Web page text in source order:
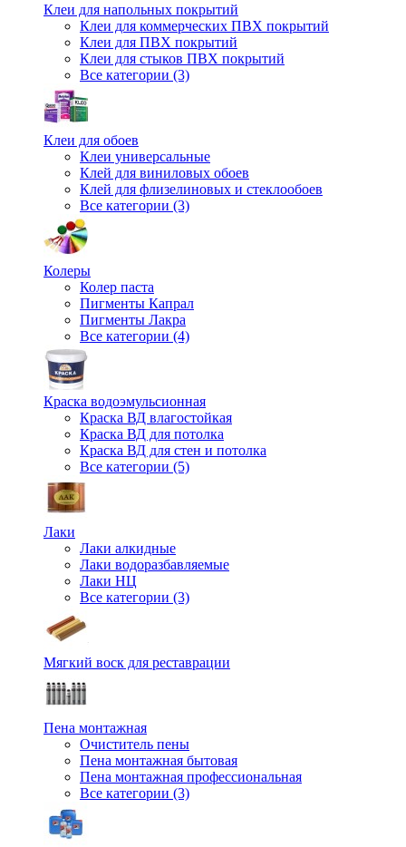
Клеи для напольных покрытий
Клеи для коммерческих ПВХ покрытий
Клеи для ПВХ покрытий
Клеи для стыков ПВХ покрытий
Все категории (3)
Клеи для обоев
Клеи универсальные
Клей для виниловых обоев
Клей для флизелиновых и стеклообоев
Все категории (3)
Колеры
Колер паста
Пигменты Капрал
Пигменты Лакра
Все категории (4)
Краска водоэмульсионная
Краска ВД влагостойкая
Краска ВД для потолка
Краска ВД для стен и потолка
Все категории (5)
Лаки
Лаки алкидные
Лаки водоразбавляемые
Лаки НЦ
Все категории (3)
Мягкий воск для реставрации
Пена монтажная
Очиститель пены
Пена монтажная бытовая
Пена монтажная профессиональная
Все категории (3)